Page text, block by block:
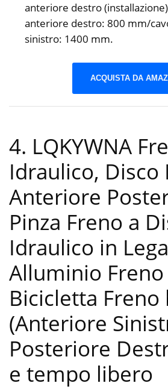
anteriore destro
anteriore destro: 800 mm/
sinistro: 1400 mm.
ACQUISTA DA
4. LQKYWNA
Idraulico, Disco
Anteriore
Pinza Freno a
Idraulico in
Alluminio
Bicicletta
(Anteriore
Posteriore
e tempo libero